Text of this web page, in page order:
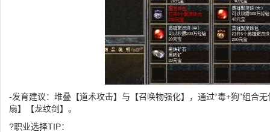
-发育建议：堆叠【道术攻击】与【召唤物强化】，通过“毒+狗”组合
扇】【龙纹剑】。
?职业选择TIP：